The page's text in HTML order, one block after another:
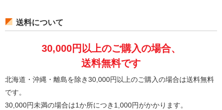
送料について
30,000円以上のご購入の場合、
送料無料です
北海道・沖縄・離島を除き30,000円以上のご購入の場合は送料無料
です。
30,000円未満の場合は1か所につき1,000円がかかります。